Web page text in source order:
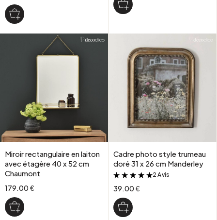
Miroir rectangulaire en laiton
avec étagère 40 x 52 cm
Chaumont
179.00 €
Cadre photo style trumeau
doré 31 x 26 cm Manderley
&
2 Avis
39.00 €